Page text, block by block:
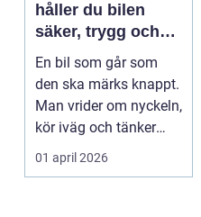
håller du bilen
säker, trygg och
ekonomisk
En bil som går som
den ska märks knappt.
Man vrider om nyckeln,
kör iväg och tänker
inte mer på det....
01 april 2026